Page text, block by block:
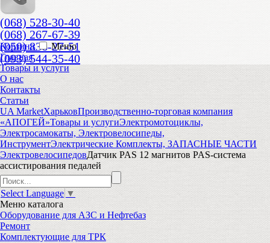
(068) 528-30-40
(068) 267-67-39
(050) 836-27-51
(093) 544-35-40
Корзина
Меню
Главная
Товары и услуги
О нас
Контакты
Статьи
UA MarketХарьковПроизводственно-торговая компания
«АПОГЕЙ»Товары и услугиЭлектромотоциклы,
Электросамокаты, Электровелосипеды,
ИнструментЭлектрические Комплекты, ЗАПАСНЫЕ ЧАСТИ
ЭлектровелосипедовДатчик PAS 12 магнитов PAS-система
ассистирования педалей
Select Language ▼
Меню каталога
Оборудование для АЗС и Нефтебаз
Ремонт
Комплектующие для ТРК